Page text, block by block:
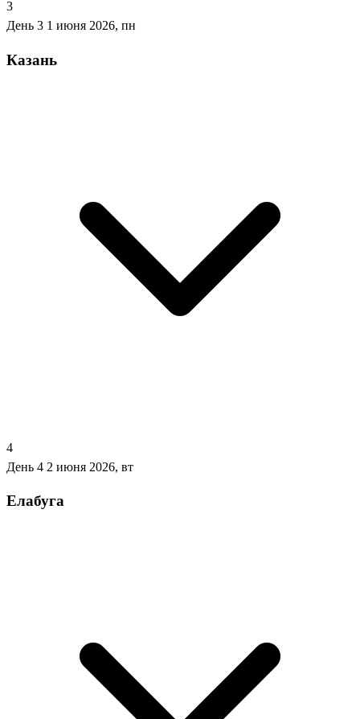
3
День 3 1 июня 2026, пн
Казань
4
День 4 2 июня 2026, вт
Елабуга